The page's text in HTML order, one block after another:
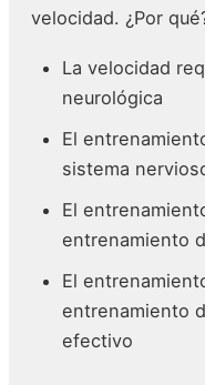
velocidad. ¿Por
La velocidad
neurológica
El
sistema
El
entrenamiento
El
entrenamiento
efectivo